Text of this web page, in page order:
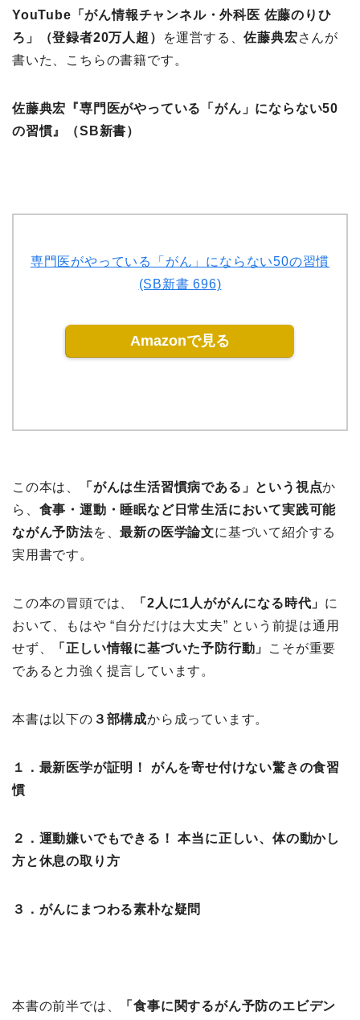
YouTube「がん情報チャンネル・外科医 佐藤のりひ
ろ」（登録者20万人超）
を運営する、佐藤典宏さんが
書いた、こちらの書籍です。
佐藤典宏『専門医がやっている「がん」にならない50
の習慣』（SB新書）
専門医がやっている「がん」にならない50の習慣
(SB新書 696)
Amazonで見る
この本は、 「がんは生活習慣病である」という視点か
ら、 食事・運動・睡眠など日常生活において実践可能
ながん予防法を、最新の医学論文に基づいて紹介する
実用書です。
この本の冒頭では、 「2人に1人ががんになる時代」 に
おいて、もはや “自分だけは大丈夫” という前提は通用
せず、
「正しい情報に基づいた予防行動」
こそが重要
であると力強く提言しています。
本書は以下の ３部構成から成っています。
１．最新医学が証明！ がんを寄せ付けない驚きの食習
慣
２．運動嫌いでもできる！ 本当に正しい、体の動かし
方と休息の取り方
３．がんにまつわる素朴な疑問
本書の前半では、
「食事に関するがん予防のエビデン